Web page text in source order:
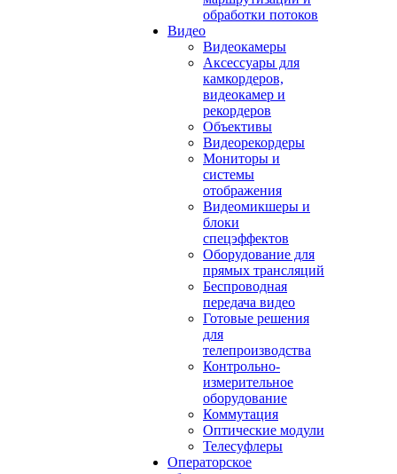
обработки потоков
Видео
Видеокамеры
Аксессуары для
камкордеров,
видеокамер и
рекордеров
Объективы
Видеорекордеры
Мониторы и
системы
отображения
Видеомикшеры и
блоки
спецэффектов
Оборудование для
прямых трансляций
Беспроводная
передача видео
Готовые решения
для
телепроизводства
Контрольно-
измерительное
оборудование
Коммутация
Оптические модули
Телесуфлеры
Операторское